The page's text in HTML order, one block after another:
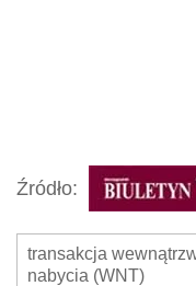
Źródło:
transakcja
nabycia (WNT)